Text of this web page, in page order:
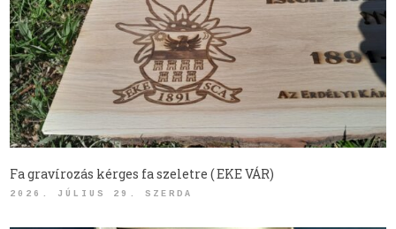
Fa gravírozás kérges fa szeletre ( EKE VÁR)
2026. JÚLIUS 29. SZERDA